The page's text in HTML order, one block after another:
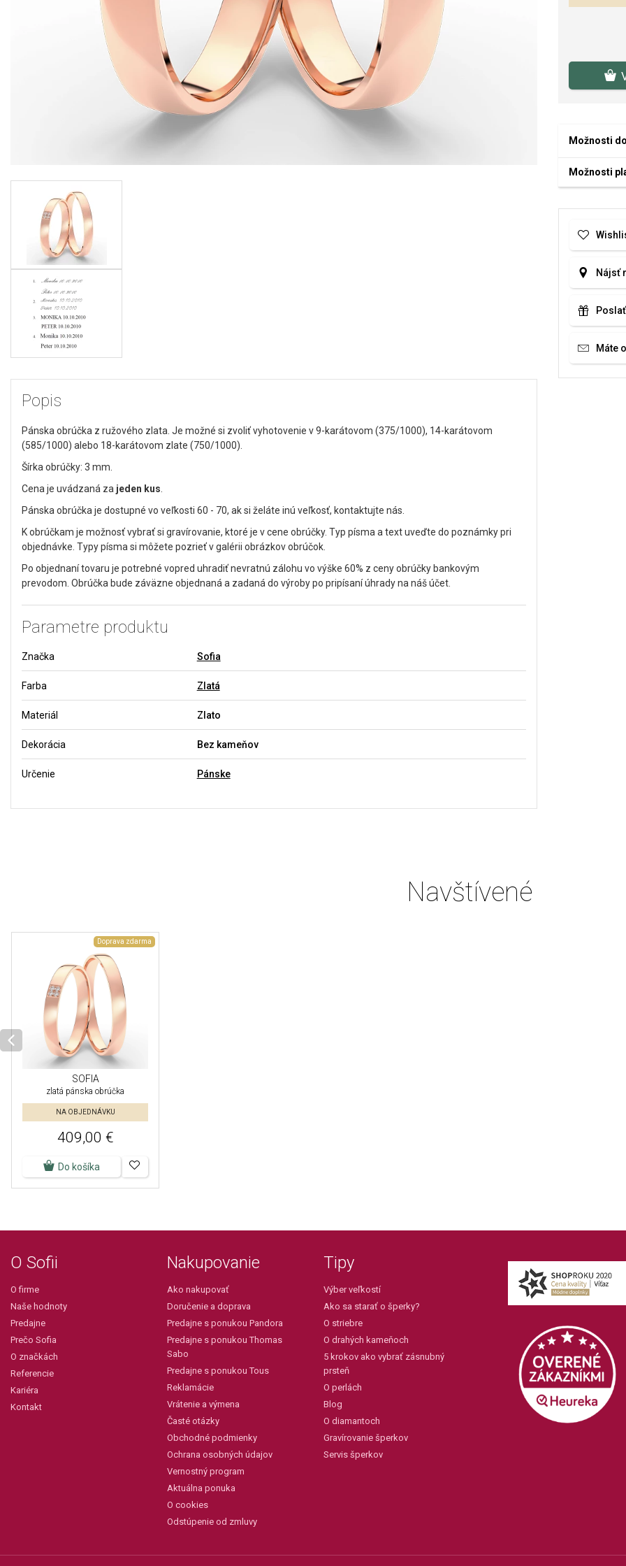
Popis
Pánska obrúčka z ružového zlata. Je možné si zvoliť vyhotovenie v 9-karátovom (375/1000), 14-karátovom
(585/1000) alebo 18-karátovom zlate (750/1000).
Šírka obrúčky: 3 mm.
Cena je uvádzaná za jeden kus
Pánska obrúčka je dostupné vo veľkosti 60 - 70, ak si želáte inú veľkosť, kontaktujte nás.
K obrúčkam je možnosť vybrať si gravírovanie, ktoré je v cene obrúčky. Typ písma a text uveďte do poznámky pri
objednávke. Typy písma si môžete pozrieť v galérii obrázkov obrúčok.
Po objednaní tovaru je potrebné vopred uhradiť nevratnú zálohu vo výške 60% z ceny obrúčky bankovým
prevodom. Obrúčka bude záväzne objednaná a zadaná do výroby po pripísaní úhrady na náš účet.
Parametre produktu
Značka Sofia
Farba Zlatá
Materiál Zlato
Dekorácia Bez kameňov
Určenie Pánske
Možnosti
Možnosti
Nájsť
Máte
Navštívené
Doprava zdarma
SOFIA
zlatá pánska obrúčka
NA OBJEDNÁVKU
409,00 €
Do košíka
O Sofii
O firme
Naše hodnoty
Predajne
Prečo Sofia
O značkách
Referencie
Kariéra
Kontakt
Nakupovanie
Ako nakupovať
Doručenie a doprava
Predajne s ponukou Pandora
Predajne s ponukou Thomas
Sabo
Predajne s ponukou Tous
Reklamácie
Vrátenie a výmena
Časté otázky
Obchodné podmienky
Ochrana osobných údajov
Vernostný program
Aktuálna ponuka
O cookies
Odstúpenie od zmluvy
Tipy
Výber veľkostí
Ako sa starať o šperky?
O striebre
O drahých kameňoch
5 krokov ako vybrať zásnubný
prsteň
O perlách
Blog
O diamantoch
Gravírovanie šperkov
Servis šperkov